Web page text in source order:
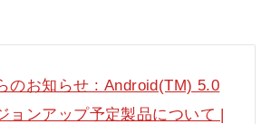
のお知らせ : Android(TM) 5.0
ョンアップ予定製品について |